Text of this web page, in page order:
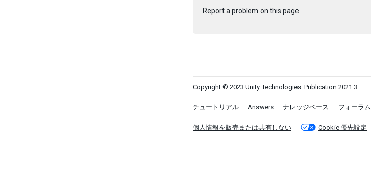
Report a problem on this page
Copyright © 2023 Unity Technologies. Publication 2021.3
チュートリアル Answers ナレッジベース フォーラム
個人情報を販売または共有しない Cookie 優先設定